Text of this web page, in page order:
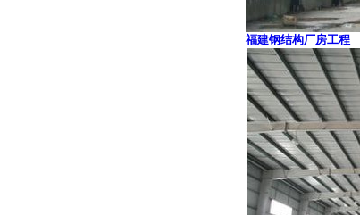
福建钢结构厂房工程